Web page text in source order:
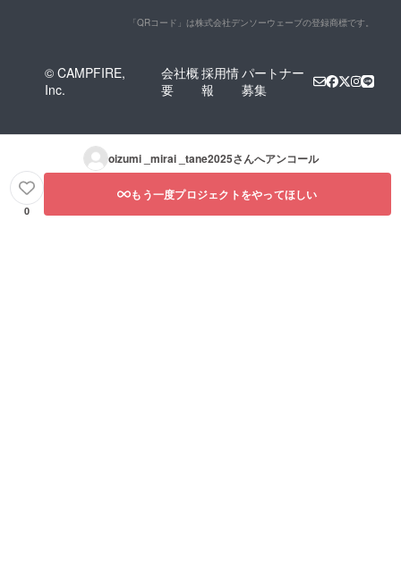
「QRコード」は株式会社デンソーウェーブの登録商標です。
© CAMPFIRE,
Inc.
会社概
要
採用情
報
パートナー
募集
oizumi _mirai _tane2025さんへアンコール
0
もう一度プロジェクトをやってほしい